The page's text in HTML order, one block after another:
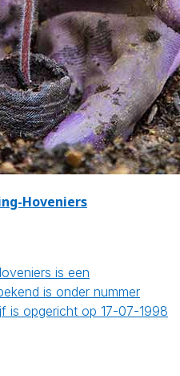
Hoveniers
is een
is onder nummer
is opgericht op 17-07-1998